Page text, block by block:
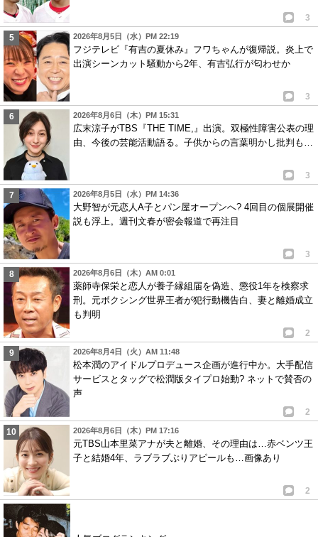
3
2026年8月5日（水）PM 22:19
フジテレビ『有吉の夏休み』フワちゃんが復帰説。炎上で
出演シーンカット騒動から2年、有吉弘行が匂わせか
3
2026年8月6日（木）PM 15:31
広末涼子がTBS『THE TIME,』出演。双極性障害公表の理
由、今後の芸能活動語る。子供からの言葉明かし批判も…
3
2026年8月5日（水）PM 14:36
大野智が元恋人A子とパン屋オープンへ? 4回目の個展開催
説も浮上。週刊文春が密会報道で再注目
3
2026年8月6日（木）AM 0:01
薬師寺保栄と恋人が養子縁組届を偽造、懲役1年を検察求
刑。元ボクシング世界王者が犯行動機告白、妻と離婚成立
も判明
2
2026年8月4日（火）AM 11:48
松本潤のアイドルプロデュース企画が進行中か。大手配信
サービスとタッグで松潤版タイプロ始動? ネットで賛否の
声
2
2026年8月6日（木）PM 17:16
元TBS山本里菜アナが夫と離婚、その理由は…赤ベンツ王
子と結婚4年、ラブラブぶりアピールも…画像あり
2